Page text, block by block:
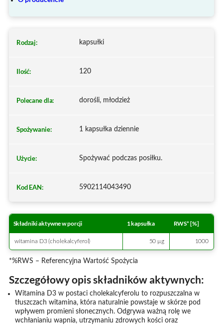
Rodzaj: kapsułki
Ilość: 120
Polecane dla: dorośli, młodzież
Spożywanie: 1 kapsułka dziennie
Użycie: Spożywać podczas posiłku.
Kod EAN: 5902114043490
Składniki aktywne w porcji 1 kapsułka RWS* [%]
witamina D3 (cholekalcyferol) 50 µg 1000
*%RWS – Referencyjna Wartość Spożycia
Szczegółowy opis składników aktywnych:
Witamina D3 w postaci cholekalcyferolu to rozpuszczalna w
tłuszczach witamina, która naturalnie powstaje w skórze pod
wpływem promieni słonecznych. Odgrywa ważną rolę we
wchłanianiu wapnia, utrzymaniu zdrowych kości oraz